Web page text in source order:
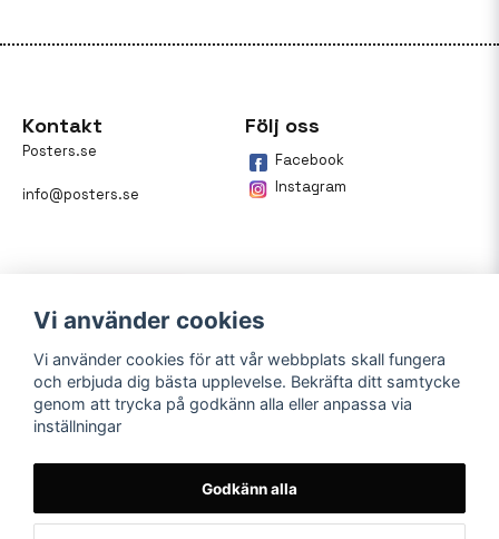
Kontakt
Posters.se
info@posters.se
Följ oss
Facebook
Instagram
Betalning
På posters.se kan du enkelt
Vi använder cookies
Vi använder cookies för att vår webbplats skall fungera
och erbjuda dig bästa upplevelse. Bekräfta ditt samtycke
genom att trycka på godkänn alla eller anpassa via
inställningar
Godkänn alla